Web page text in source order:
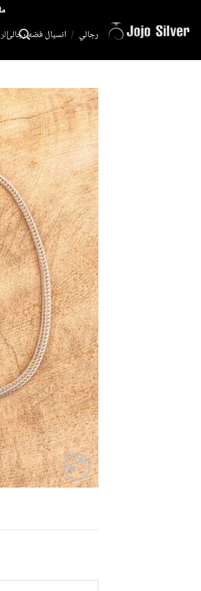
للمحتوى
رجالي / انسيال فضه رجالى